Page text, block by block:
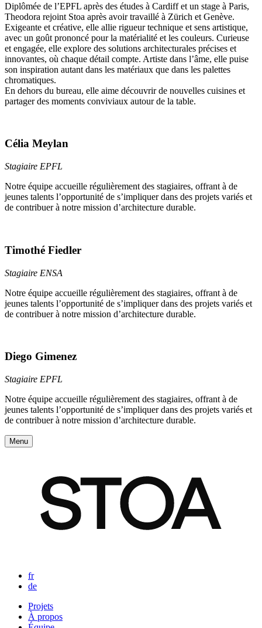
Diplômée de l’EPFL après des études à Cardiff et un stage à Paris,
Theodora rejoint Stoa après avoir travaillé à Zürich et Genève.
Exigeante et créative, elle allie rigueur technique et sens artistique,
avec un goût prononcé pour la matérialité et les couleurs. Curieuse
et engagée, elle explore des solutions architecturales précises et
innovantes, où chaque détail compte. Artiste dans l’âme, elle puise
son inspiration autant dans les matériaux que dans les palettes
chromatiques.
En dehors du bureau, elle aime découvrir de nouvelles cuisines et
partager des moments conviviaux autour de la table.
Célia Meylan
Stagiaire EPFL
Notre équipe accueille régulièrement des stagiaires, offrant à de
jeunes talents l’opportunité de s’impliquer dans des projets variés et
de contribuer à notre mission d’architecture durable.
Timothé Fiedler
Stagiaire ENSA
Notre équipe accueille régulièrement des stagiaires, offrant à de
jeunes talents l’opportunité de s’impliquer dans des projets variés et
de contribuer à notre mission d’architecture durable.
Diego Gimenez
Stagiaire EPFL
Notre équipe accueille régulièrement des stagiaires, offrant à de
jeunes talents l’opportunité de s’impliquer dans des projets variés et
de contribuer à notre mission d’architecture durable.
Menu
fr
de
Navigation
Projets
À propos